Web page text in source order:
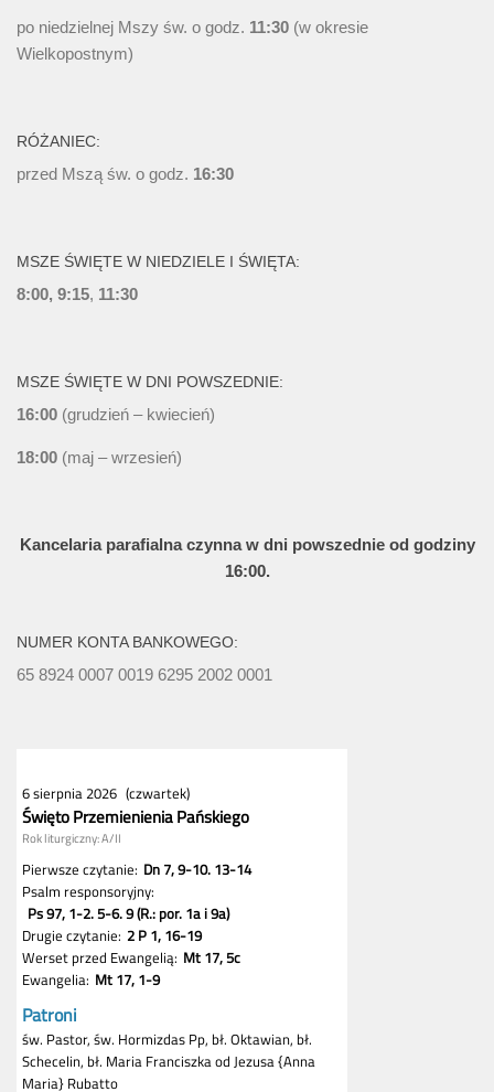
po niedzielnej Mszy św. o godz. 11:30 (w okresie
Wielkopostnym)
RÓŻANIEC:
przed Mszą św. o godz. 16:30
MSZE ŚWIĘTE W NIEDZIELE I ŚWIĘTA:
8:00, 9:15, 11:30
MSZE ŚWIĘTE W DNI POWSZEDNIE:
16:00 (grudzień – kwiecień)
18:00 (maj – wrzesień)
Kancelaria parafialna czynna w dni powszednie od godziny
16:00.
NUMER KONTA BANKOWEGO:
65 8924 0007 0019 6295 2002 0001